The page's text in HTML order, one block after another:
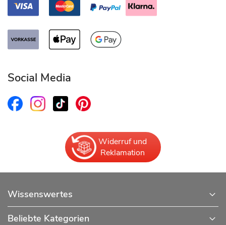
Social Media
Widerruf und
Reklamation
Wissenswertes
Beliebte Kategorien